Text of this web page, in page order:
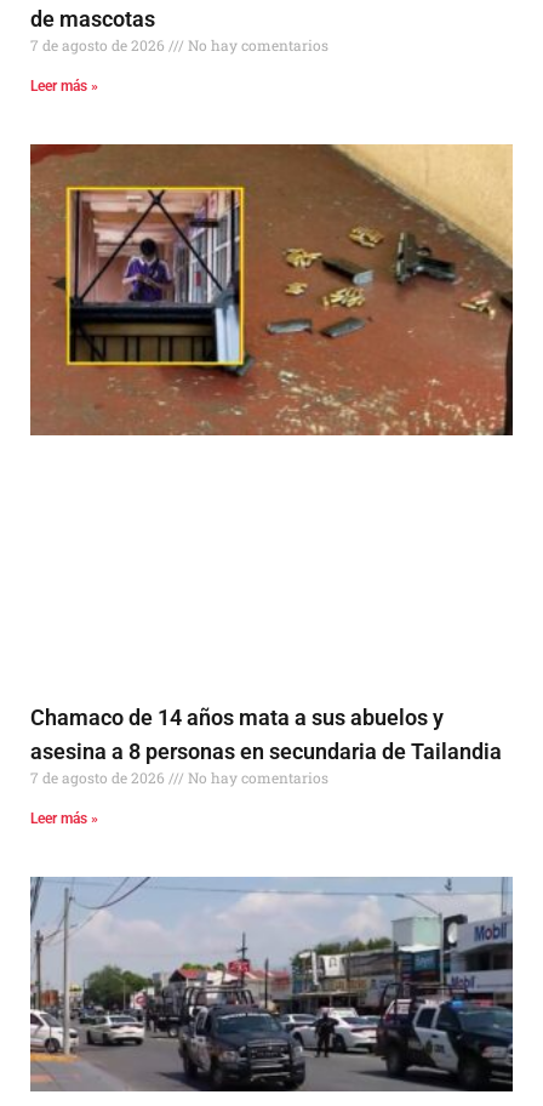
de mascotas
7 de agosto de 2026 No hay comentarios
Leer más »
Chamaco de 14 años mata a sus abuelos y
asesina a 8 personas en secundaria de Tailandia
7 de agosto de 2026 No hay comentarios
Leer más »